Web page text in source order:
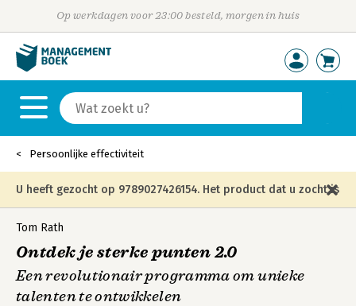
Op werkdagen voor 23:00 besteld, morgen in huis
Persoonlijke effectiviteit
U heeft gezocht op 9789027426154. Het product dat u zocht is
niet meer in die editie leverbaar en is vervangen door de
onderstaande editie.
Tom Rath
Ontdek je sterke punten 2.0
Een revolutionair programma om unieke
talenten te ontwikkelen